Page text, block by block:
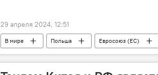
29 апреля 2024, 12:51
В мире Польша Евросоюз (ЕС)